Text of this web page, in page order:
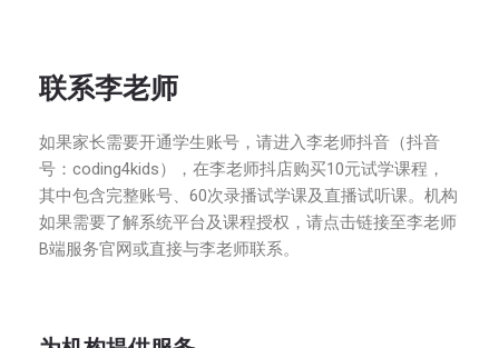
联系李老师
如果家长需要开通学生账号，请进入李老师抖音（抖音
号：coding4kids），在李老师抖店购买10元试学课程，
其中包含完整账号、60次录播试学课及直播试听课。机构
如果需要了解系统平台及课程授权，请点击链接至李老师
B端服务官网或直接与李老师联系。